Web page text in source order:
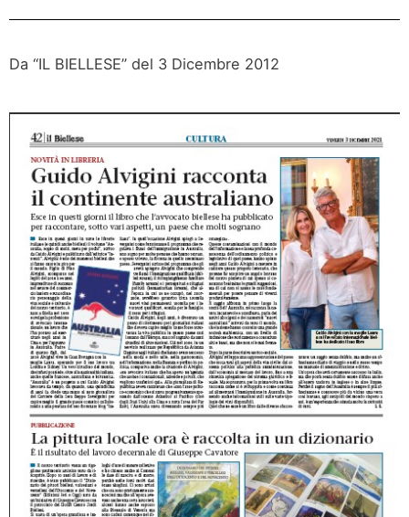
Da “IL BIELLESE” del 3 Dicembre 2012